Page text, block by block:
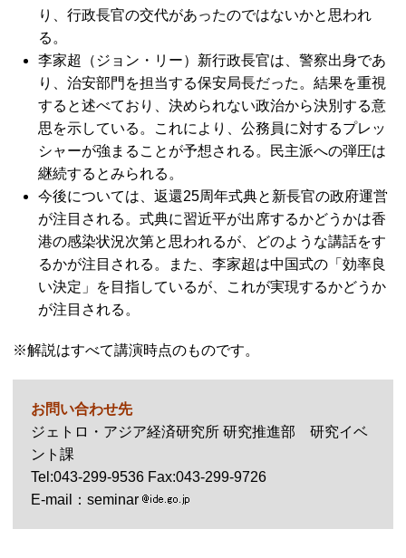
り、行政長官の交代があったのではないかと思われ
る。
李家超（ジョン・リー）新行政長官は、警察出身であ
り、治安部門を担当する保安局長だった。結果を重視
すると述べており、決められない政治から決別する意
思を示している。これにより、公務員に対するプレッ
シャーが強まることが予想される。民主派への弾圧は
継続するとみられる。
今後については、返還25周年式典と新長官の政府運営
が注目される。式典に習近平が出席するかどうかは香
港の感染状況次第と思われるが、どのような講話をす
るかが注目される。また、李家超は中国式の「効率良
い決定」を目指しているが、これが実現するかどうか
が注目される。
※解説はすべて講演時点のものです。
お問い合わせ先
ジェトロ・アジア経済研究所 研究推進部 研究イベ
ント課
Tel :043-299-9536 Fax:043-299-9726
E-mail
：seminar